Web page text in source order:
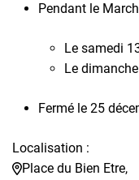
Pendant le
Le samedi
Le
Fermé le 25
Localisation :
Place du Bien Etre,